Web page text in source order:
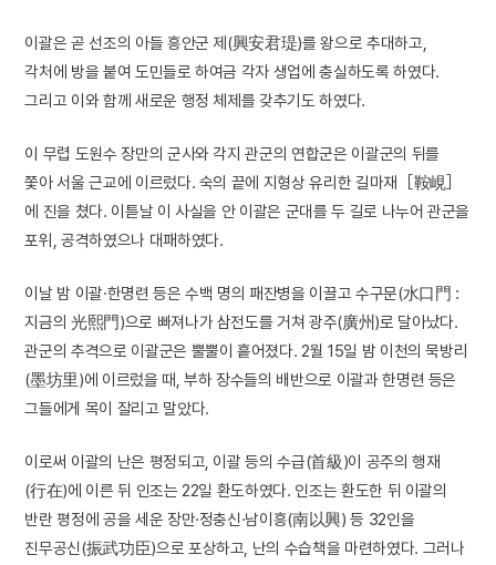
이괄은 곧 선조의 아들 흥안군 제(興安君瑅)를 왕으로 추대하고,
각처에 방을 붙여 도민들로 하여금 각자 생업에 충실하도록 하였다.
그리고 이와 함께 새로운 행정 체제를 갖추기도 하였다.
이 무렵 도원수 장만의 군사와 각지 관군의 연합군은 이괄군의 뒤를
쫓아 서울 근교에 이르렀다. 숙의 끝에 지형상 유리한 길마재［鞍峴］
에 진을 쳤다. 이튿날 이 사실을 안 이괄은 군대를 두 길로 나누어 관군을
포위, 공격하였으나 대패하였다.
이날 밤 이괄·한명련 등은 수백 명의 패잔병을 이끌고 수구문(水口門 :
지금의 光熙門)으로 빠져나가 삼전도를 거쳐 광주(廣州)로 달아났다.
관군의 추격으로 이괄군은 뿔뿔이 흩어졌다. 2월 15일 밤 이천의 묵방리
(墨坊里)에 이르렀을 때, 부하 장수들의 배반으로 이괄과 한명련 등은
그들에게 목이 잘리고 말았다.
이로써 이괄의 난은 평정되고, 이괄 등의 수급(首級)이 공주의 행재
(行在)에 이른 뒤 인조는 22일 환도하였다. 인조는 환도한 뒤 이괄의
반란 평정에 공을 세운 장만·정충신·남이흥(南以興) 등 32인을
진무공신(振武功臣)으로 포상하고, 난의 수습책을 마련하였다. 그러나